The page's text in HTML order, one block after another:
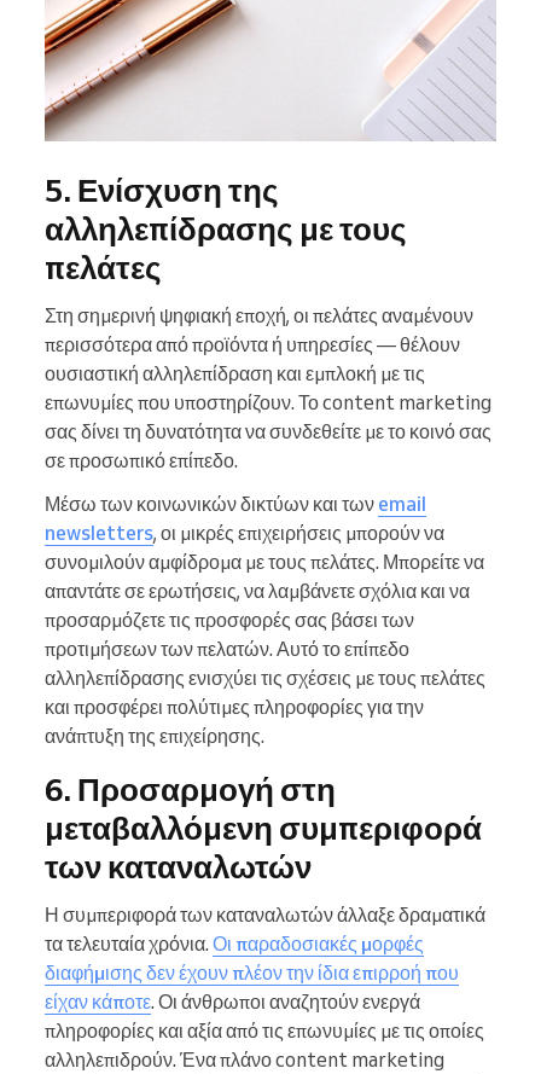
5. Ενίσχυση της
αλληλεπίδρασης με τους
πελάτες
Στη σημερινή ψηφιακή εποχή, οι πελάτες αναμένουν
περισσότερα από προϊόντα ή υπηρεσίες — θέλουν
ουσιαστική αλληλεπίδραση και εμπλοκή με τις
επωνυμίες που υποστηρίζουν. Το content marketing
σας δίνει τη δυνατότητα να συνδεθείτε με το κοινό σας
σε προσωπικό επίπεδο.
Μέσω των κοινωνικών δικτύων και των email
newsletters, οι μικρές επιχειρήσεις μπορούν να
συνομιλούν αμφίδρομα με τους πελάτες. Μπορείτε να
απαντάτε σε ερωτήσεις, να λαμβάνετε σχόλια και να
προσαρμόζετε τις προσφορές σας βάσει των
προτιμήσεων των πελατών. Αυτό το επίπεδο
αλληλεπίδρασης ενισχύει τις σχέσεις με τους πελάτες
και προσφέρει πολύτιμες πληροφορίες για την
ανάπτυξη της επιχείρησης.
6. Προσαρμογή στη
μεταβαλλόμενη συμπεριφορά
των καταναλωτών
Η συμπεριφορά των καταναλωτών άλλαξε δραματικά
τα τελευταία χρόνια. Οι παραδοσιακές μορφές
διαφήμισης δεν έχουν πλέον την ίδια επιρροή που
είχαν κάποτε. Οι άνθρωποι αναζητούν ενεργά
πληροφορίες και αξία από τις επωνυμίες με τις οποίες
αλληλεπιδρούν. Ένα πλάνο content marketing